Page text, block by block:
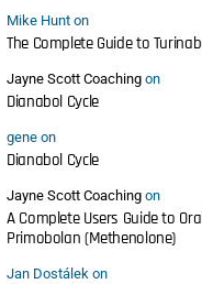
Mike Hunt on
The Complete Guide to
Jayne Scott Coaching on
Dianabol Cycle
gene on
Dianabol Cycle
Jayne Scott Coaching on
A Complete Users Guide to
Primobolan (Methenolone)
Jan Dostálek on